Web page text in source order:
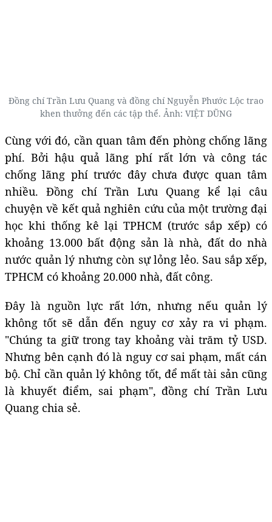
Đồng chí Trần Lưu Quang và đồng chí Nguyễn Phước Lộc trao
khen thưởng đến các tập thể. Ảnh: VIỆT DŨNG
Cùng với đó, cần quan tâm đến phòng chống lãng
phí. Bởi hậu quả lãng phí rất lớn và công tác
chống lãng phí trước đây chưa được quan tâm
nhiều. Đồng chí Trần Lưu Quang kể lại câu
chuyện về kết quả nghiên cứu của một trường đại
học khi thống kê lại TPHCM (trước sắp xếp) có
khoảng 13.000 bất động sản là nhà, đất do nhà
nước quản lý nhưng còn sự lỏng lẻo. Sau sắp xếp,
TPHCM có khoảng 20.000 nhà, đất công.
Đây là nguồn lực rất lớn, nhưng nếu quản lý
không tốt sẽ dẫn đến nguy cơ xảy ra vi phạm.
"Chúng ta giữ trong tay khoảng vài trăm tỷ USD.
Nhưng bên cạnh đó là nguy cơ sai phạm, mất cán
bộ. Chỉ cần quản lý không tốt, để mất tài sản cũng
là khuyết điểm, sai phạm", đồng chí Trần Lưu
Quang chia sẻ.